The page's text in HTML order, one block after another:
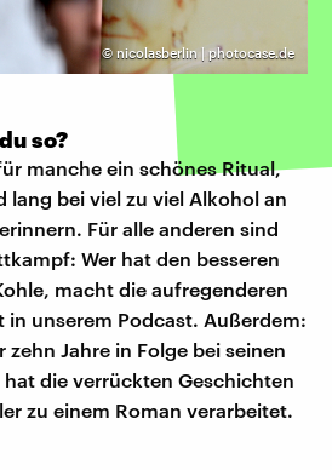
© nicolasberlin | photocase.de
so?
manche ein schönes Ritual,
lang bei viel zu viel Alkohol an
Für alle anderen sind
Wer hat den besseren
macht die aufregenderen
in unserem Podcast. Außerdem:
zehn Jahre in Folge bei seinen
die verrückten Geschichten
zu einem Roman verarbeitet.